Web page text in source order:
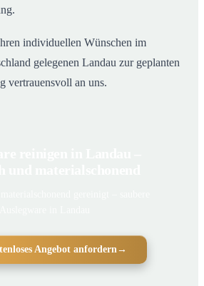
individuellen Wünschen im
gelegenen Landau zur geplanten
vertrauensvoll an uns.
Angebot anfordern→